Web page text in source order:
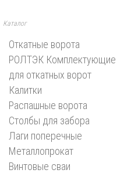
Каталог
Откатные ворота
РОЛТЭК Комплектующие
для откатных ворот
Калитки
Распашные ворота
Столбы для забора
Лаги поперечные
Металлопрокат
Винтовые сваи